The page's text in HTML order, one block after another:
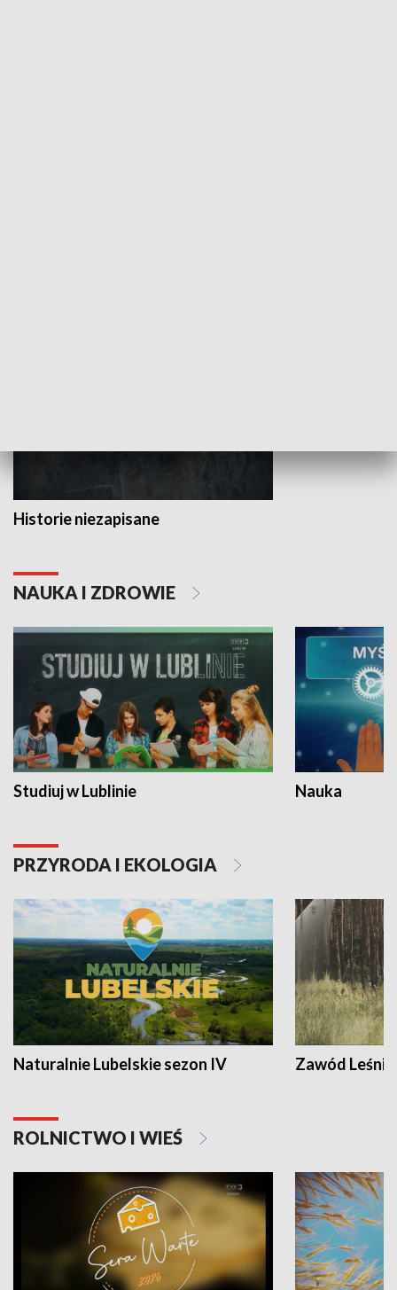
Historie niezapisane
NAUKA I ZDROWIE
Studiuj w Lublinie Nauka
PRZYRODA I EKOLOGIA
Naturalnie Lubelskie sezon IV Zawód Leśnik
ROLNICTWO I WIEŚ